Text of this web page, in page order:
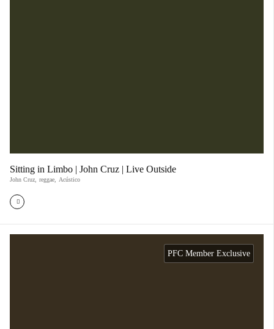
Sitting in Limbo | John Cruz | Live Outside
John Cruz reggae Acústico
PFC Member Exclusive